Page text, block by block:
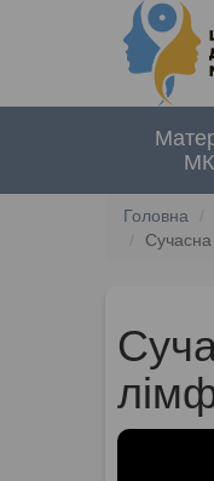
Головна
Сучасна